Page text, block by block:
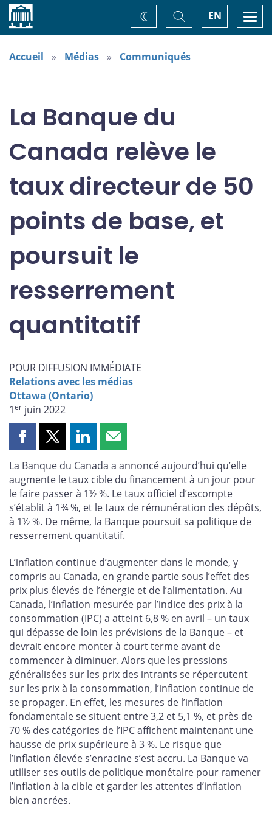
Accueil EN
Basculer
la
recherche
Changez
de
thème
Accueil Médias Communiqués
La Banque du
Canada relève le
taux directeur de 50
points de base, et
poursuit le
resserrement
quantitatif
POUR DIFFUSION IMMÉDIATE
Relations avec les médias
Ottawa (Ontario)
1er juin 2022
Partager
page
sur
Facebook
Partager
page
sur
X
Partager
page
sur
LinkedIn
Partager
page
par
courriel
La Banque du Canada a annoncé aujourd’hui qu’elle
augmente le taux cible du financement à un jour pour
le faire passer à 1½ %. Le taux officiel d’escompte
s’établit à 1¾ %, et le taux de rémunération des dépôts,
à 1½ %. De même, la Banque poursuit sa politique de
resserrement quantitatif.
L’inflation continue d’augmenter dans le monde, y
compris au Canada, en grande partie sous l’effet des
prix plus élevés de l’énergie et de l’alimentation. Au
Canada, l’inflation mesurée par l’indice des prix à la
consommation (IPC) a atteint 6,8 % en avril – un taux
qui dépasse de loin les prévisions de la Banque – et
devrait encore monter à court terme avant de
commencer à diminuer. Alors que les pressions
généralisées sur les prix des intrants se répercutent
sur les prix à la consommation, l’inflation continue de
se propager. En effet, les mesures de l’inflation
fondamentale se situent entre 3,2 et 5,1 %, et près de
70 % des catégories de l’IPC affichent maintenant une
hausse de prix supérieure à 3 %. Le risque que
l’inflation élevée s’enracine s’est accru. La Banque va
utiliser ses outils de politique monétaire pour ramener
l’inflation à la cible et garder les attentes d’inflation
bien ancrées.